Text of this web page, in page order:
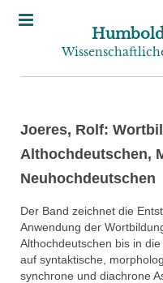
Joeres, Rolf:
Althochdeutschen,
Neuhochdeutschen
Der Band zeichnet die
Anwendung der
Althochdeutschen bis in
auf syntaktische,
synchrone und diachrone